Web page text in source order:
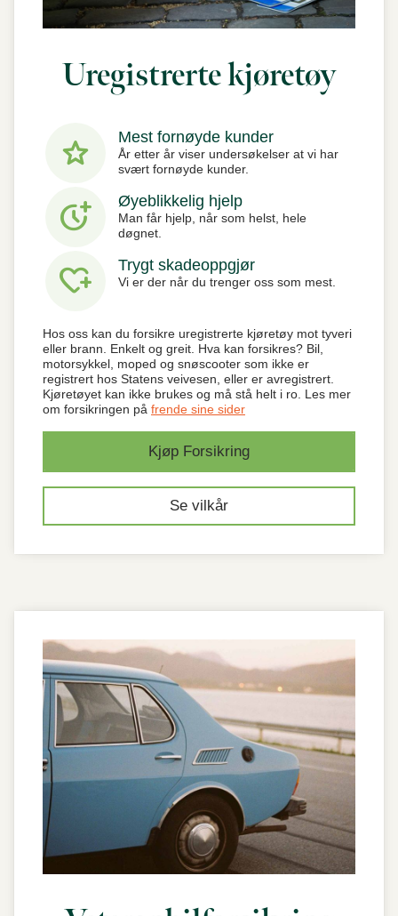
Uregistrerte kjøretøy
star Mest fornøyde kunder
År etter år viser undersøkelser at vi har
svært fornøyde kunder.
more_time Øyeblikkelig hjelp
Man får hjelp, når som helst, hele
døgnet.
heart_plus Trygt skadeoppgjør
Vi er der når du trenger oss som mest.
Hos oss kan du forsikre uregistrerte kjøretøy mot tyveri
eller brann. Enkelt og greit. Hva kan forsikres? Bil,
motorsykkel, moped og snøscooter som ikke er
registrert hos Statens veivesen, eller er avregistrert.
Kjøretøyet kan ikke brukes og må stå helt i ro. Les mer
om forsikringen på frende sine sider
Kjøp Forsikring
Se vilkår